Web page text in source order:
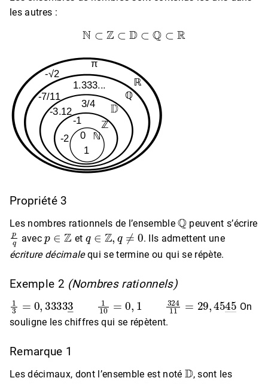
les autres :
N ⊂ Z⊂D ⊂Q⊂ R
Propriété 3
Les nombres rationnels de l’ensemble
Q
peuvent s’écrire
pq
avec
p∈Z
et
q∈Z,q≠0
. Ils admettent une
écriture décimalequi se termine ou qui se répète.
Exemple 2 (Nombres rationnels)
1 0,33333 10 1324 29 45 ―
On
souligne les chiffres qui se répètent.
Remarque 1
Les décimaux, dont l’ensemble est noté
D
, sont les